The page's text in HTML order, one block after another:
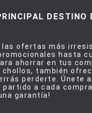
DESTINO
las ofertas más
hasta
ahorrar en tus
chollos, también
perderte. Únete
a cada compra
garantía!